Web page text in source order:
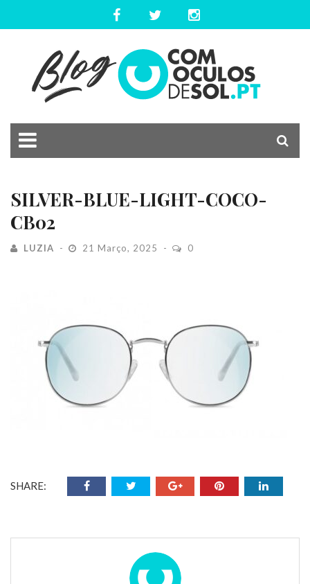
SILVER-BLUE-LIGHT-COCO-
CB02
LUZIA 21 Março, 2025 0
SHARE: